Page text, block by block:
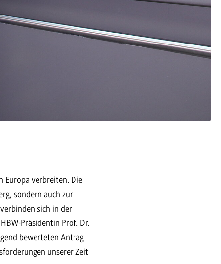
Europa verbreiten. Die
sondern auch zur
sich in der
Präsidentin Prof. Dr.
bewerteten Antrag
unserer Zeit